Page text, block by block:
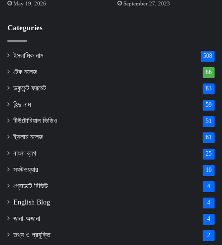
May 19, 2026 September 27, 2023
Categories
ইসলামিক নাম 508
টেক নলেজ 86
ডকুমেন্ট ফরমেট 83
হিন্দু নাম 59
টিউটোরিয়াল ভিডিও 51
ইসলাম নলেজ 61
বাংলা ব্লগ 25
সফটওয়্যার 10
প্রোডাক্ট রিভিউ 4
English Blog 4
জানা-অজানা 4
তথ্য ও প্রযুক্তি 2